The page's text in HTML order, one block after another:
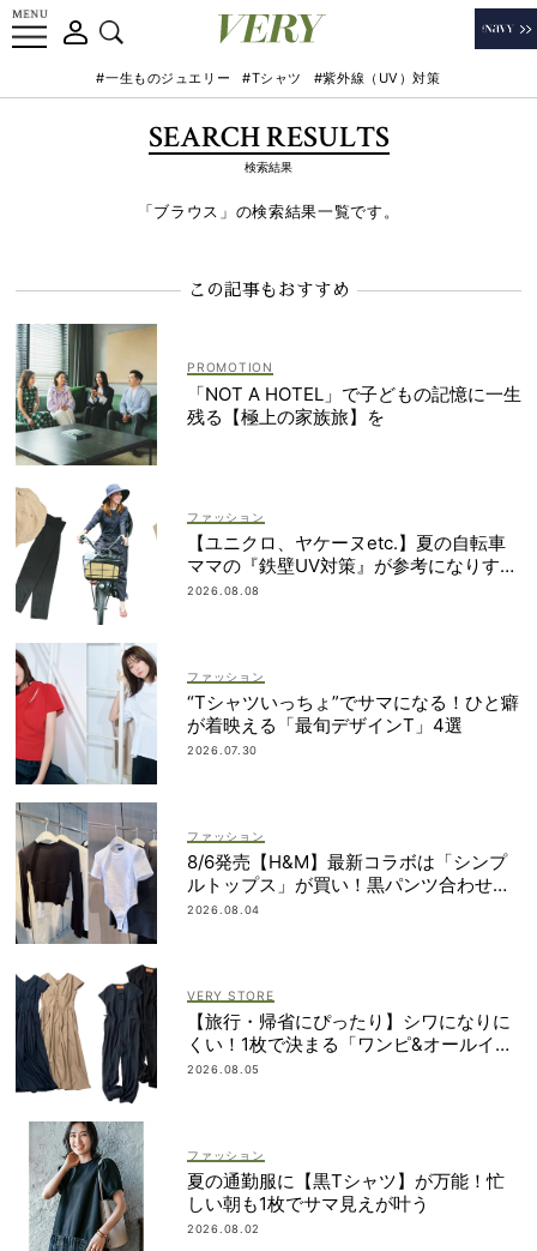
#一生ものジュエリー #Tシャツ #紫外線（UV）対策
SEARCH RESULTS
検索結果
「ブラウス」の検索結果一覧です。
この記事もおすすめ
「NOT A HOTEL」で子どもの記憶に一生
残る【極上の家族旅】を
ファッション
【ユニクロ、ヤケーヌetc.】夏の自転車
ママの『鉄壁UV対策』が参考になりすぎ
る！
2026.08.08
ファッション
“Tシャツいっちょ”でサマになる！ひと癖
が着映える「最旬デザインT」4選
2026.07.30
ファッション
8/6発売【H&M】最新コラボは「シンプ
ルトップス」が買い！黒パンツ合わせも
即サマ見え
2026.08.04
VERY STORE
【旅行・帰省にぴったり】シワになりに
くい！1枚で決まる「ワンピ&オールイン
ワン」2選
2026.08.05
ファッション
夏の通勤服に【黒Tシャツ】が万能！忙
しい朝も1枚でサマ見えが叶う
2026.08.02